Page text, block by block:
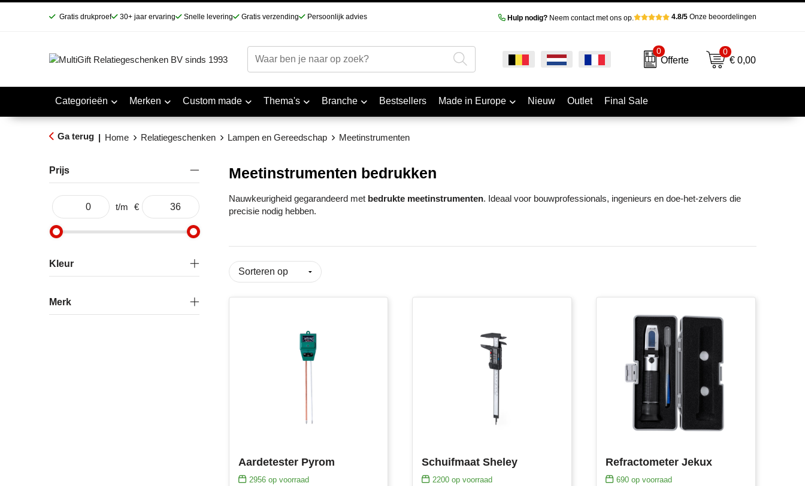
Gratis drukproef 30+ jaar ervaring Snelle levering Gratis verzending Persoonlijk advies Hulp nodig?Neem contact met ons op. 4.8/5Onze beoordelingen
0
Offerte
0
€ 0,00
Categorieën Merken Custom made Thema's Branche Bestsellers Made in Europe Nieuw Outlet Final Sale
Ga terug | Home Relatiegeschenken Lampen en Gereedschap Meetinstrumenten
Prijs
t/m €
Kleur
Merk
Meetinstrumenten bedrukken
Nauwkeurigheid gegarandeerd met bedrukte meetinstrumenten. Ideaal voor bouwprofessionals, ingenieurs en doe-het-zelvers die
precisie nodig hebben.
Aardetester Pyrom
2956op voorraad
Schuifmaat Sheley
2200 op voorraad
Refractometer Jekux
690 op voorraad